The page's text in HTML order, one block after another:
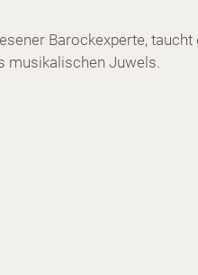
Barockexperte,
musikalischen Juwels.